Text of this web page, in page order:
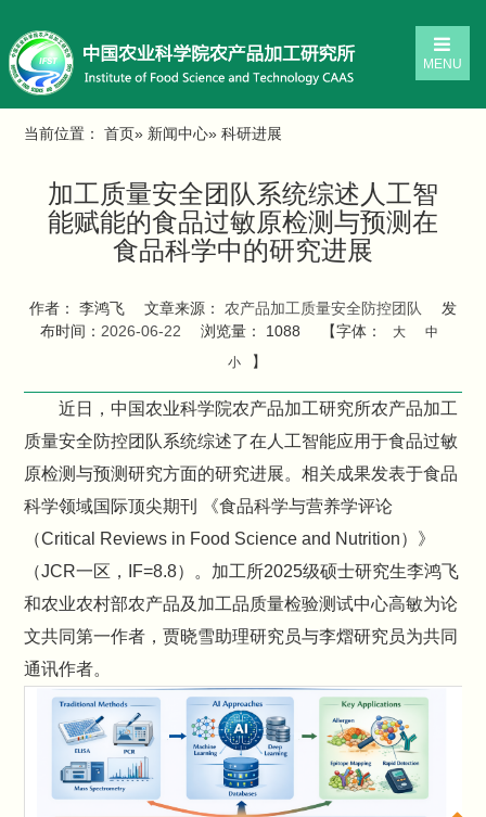
MENU
当前位置：首页» 新闻中心» 科研进展
加工质量安全团队系统综述人工智
能赋能的食品过敏原检测与预测在
食品科学中的研究进展
作者： 李鸿飞 文章来源： 农产品加工质量安全防控团队
发
布时间： 2026-06-22 浏览量： 1088 【字体： 大
中
小
】
近日，中国农业科学院农产品加工研究所农产品加工
质量安全防控团队系统综述了在人工智能应用于食品过敏
原检测与预测研究方面的研究进展。相关成果发表于食品
科学领域国际顶尖期刊 《食品科学与营养学评论
（Critical Reviews in Food Science and Nutrition）》
（JCR一区，IF=8.8）。加工所2025级硕士研究生李鸿飞
和农业农村部农产品及加工品质量检验测试中心高敏为论
文共同第一作者，贾晓雪助理研究员与李熠研究员为共同
通讯作者。